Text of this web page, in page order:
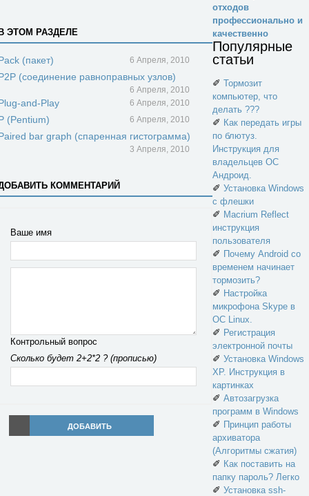
ЭТОМ РАЗДЕЛЕ
(пакет) 6 Апреля, 2010
(соединение равноправных узлов)
6 Апреля, 2010
and-Play 6 Апреля, 2010
(Pentium) 6 Апреля, 2010
bar graph (спаренная гистограмма)
3 Апреля, 2010
КОММЕНТАРИЙ
Ваше имя
Контрольный вопрос
Сколько будет 2+2*2 ? (прописью)
ДОБАВИТЬ
отходов
профессионально и
качественно
Популярные
статьи
✐ Тормозит
компьютер, что
делать ???
✐ Как передать игры
по блютуз.
Инструкция для
владельцев ОС
Андроид.
✐ Установка Windows
с флешки
✐ Macrium Reflect
инструкция
пользователя
✐ Почему Android со
временем начинает
тормозить?
✐ Настройка
микрофона Skype в
ОС Linux.
✐ Регистрация
электронной почты
✐ Установка Windows
XP. Инструкция в
картинках
✐ Автозагрузка
программ в Windows
✐ Принцип работы
архиватора
(Алгоритмы сжатия)
✐ Как поставить на
папку пароль? Легко
✐ Установка ssh-